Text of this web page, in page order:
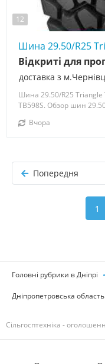
12
Шина 29.50/R25
доставка з
Відкриті для
Шина 29.50/R25 Triangle
TB598S. Обзор шин
Вчора
Попередня
1
Головні рубрики в Дніпрі
Дніпропетровська область
Сільгосптехніка -